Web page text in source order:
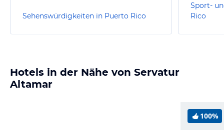
Sehenswürdigkeiten in Puerto Rico
Sport-
Rico
Hotels in der Nähe von Servatur
Altamar
100%